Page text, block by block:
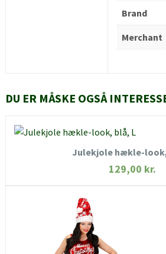
Brand
Merchant
DU ER MÅSKE OGSÅ
HURTIGT KIG
KØB NU
Julekjole hækle-
129,00 kr.
HURTIGT KIG